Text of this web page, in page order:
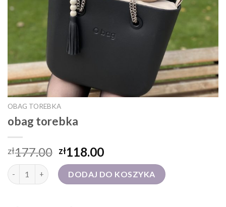
OBAG TOREBKA
obag torebka
zł177.00 zł118.00
ilość obag torebka DODAJ DO KOSZYKA